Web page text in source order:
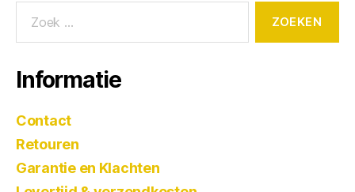
Informatie
Contact
Retouren
Garantie en Klachten